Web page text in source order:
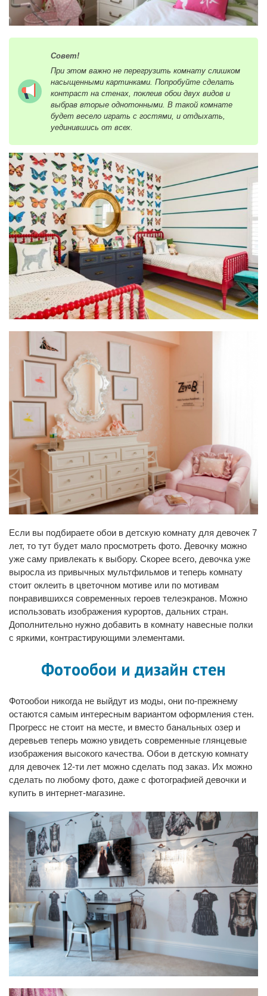
Совет!
При этом важно не перегрузить комнату слишком
насыщенными картинками. Попробуйте сделать
контраст на стенах, поклеив обои двух видов и
выбрав вторые однотонными. В такой комнате
будет весело играть с гостями, и отдыхать,
уединившись от всех.
Если вы подбираете обои в детскую комнату для девочек 7
лет, то тут будет мало просмотреть фото. Девочку можно
уже саму привлекать к выбору. Скорее всего, девочка уже
выросла из привычных мультфильмов и теперь комнату
стоит оклеить в цветочном мотиве или по мотивам
понравившихся современных героев телеэкранов. Можно
использовать изображения курортов, дальних стран.
Дополнительно нужно добавить в комнату навесные полки
с яркими, контрастирующими элементами.
Фотообои и дизайн стен
Фотообои никогда не выйдут из моды, они по-прежнему
остаются самым интересным вариантом оформления стен.
Прогресс не стоит на месте, и вместо банальных озер и
деревьев теперь можно увидеть современные глянцевые
изображения высокого качества. Обои в детскую комнату
для девочек 12-ти лет можно сделать под заказ. Их можно
сделать по любому фото, даже с фотографией девочки и
купить в интернет-магазине.